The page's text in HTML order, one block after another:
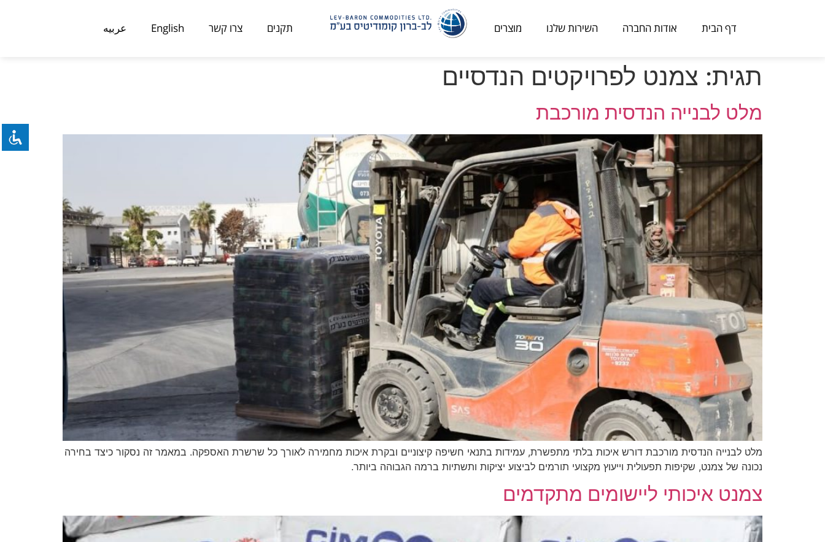
דף הבית אודות החברה השירות שלנו מוצרים תקנים צרו קשר English عربيه
תגית: צמנט לפרויקטים הנדסיים
מלט לבנייה הנדסית מורכבת
מלט לבנייה הנדסית מורכבת דורש איכות בלתי מתפשרת, עמידות בתנאי חשיפה קיצוניים ובקרת איכות מחמירה לאורך כל שרשרת האספקה. במאמר זה נסקור כיצד בחירה
נכונה של צמנט, שקיפות תפעולית וייעוץ מקצועי תורמים לביצוע יציקות ותשתיות ברמה הגבוהה ביותר.
צמנט איכותי ליישומים מתקדמים